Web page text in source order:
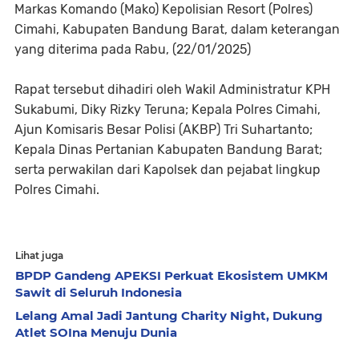
Markas Komando (Mako) Kepolisian Resort (Polres)
Cimahi, Kabupaten Bandung Barat, dalam keterangan
yang diterima pada Rabu, (22/01/2025)
Rapat tersebut dihadiri oleh Wakil Administratur KPH
Sukabumi, Diky Rizky Teruna; Kepala Polres Cimahi,
Ajun Komisaris Besar Polisi (AKBP) Tri Suhartanto;
Kepala Dinas Pertanian Kabupaten Bandung Barat;
serta perwakilan dari Kapolsek dan pejabat lingkup
Polres Cimahi.
Lihat juga
BPDP Gandeng APEKSI Perkuat Ekosistem UMKM
Sawit di Seluruh Indonesia
Lelang Amal Jadi Jantung Charity Night, Dukung
Atlet SOIna Menuju Dunia